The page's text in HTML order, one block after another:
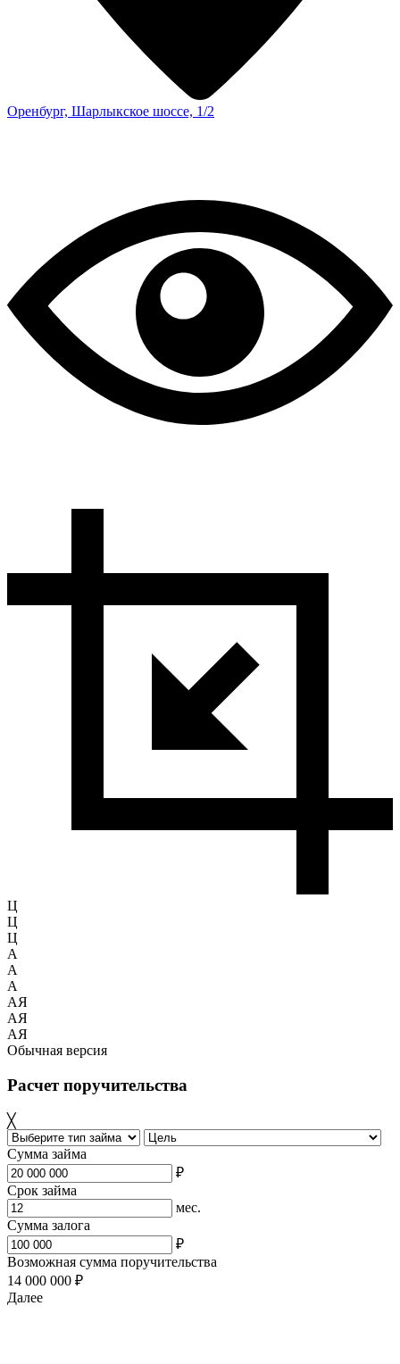
Оренбург, Шарлыкское шоссе, 1/2
Ц
Ц
Ц
A
A
A
АЯ
АЯ
АЯ
Обычная версия
Расчет поручительства
╳
Сумма займа
₽
Срок займа
мес.
Сумма залога
₽
Возможная сумма поручительства
14 000 000 ₽
Далее